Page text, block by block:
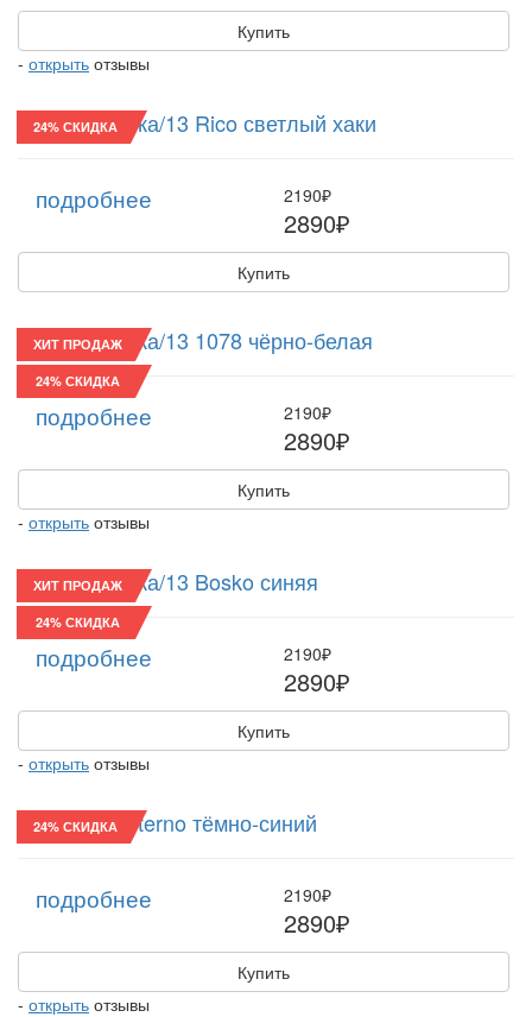
Купить
- открыть отзывы
24% СКИДКА
Восьмиклинка/13 Rico светлый хаки
подробнее 2190₽
2890₽
Купить
ХИТ ПРОДАЖ
24% СКИДКА
Восьмиклинка/13 1078 чёрно-белая
подробнее 2190₽
2890₽
Купить
- открыть отзывы
ХИТ ПРОДАЖ
24% СКИДКА
Восьмиклинка/13 Bosko синяя
подробнее 2190₽
2890₽
Купить
- открыть отзывы
24% СКИДКА
Реглан/24 Eterno тёмно-синий
подробнее 2190₽
2890₽
Купить
- открыть отзывы